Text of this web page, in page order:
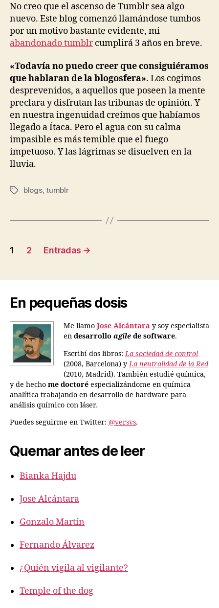
No creo que el ascenso de Tumblr sea algo
nuevo. Este blog comenzó llamándose tumbos
por un motivo bastante evidente, mi
abandonado tumblrcumplirá 3 años en breve.
«Todavía no puedo creer que consiguiéramos
que hablaran de la blogosfera». Los cogimos
desprevenidos, a aquellos que poseen la mente
preclara y disfrutan las tribunas de opinión. Y
en nuestra ingenuidad creímos que habíamos
llegado a Ítaca. Pero el agua con su calma
impasible es más temible que el fuego
impetuoso. Y las lágrimas se disuelven en la
lluvia.
Etiquetas
blogs,tumblr
Paginación
entradas
1 2 Entradas →
En pequeñas dosis
Me llamo Jose Alcántara y soy especialista
en desarrollo agile de software.
Escribí dos libros:La sociedad de control
(2008, Barcelona) yLa neutralidad de la Red
(2010, Madrid). También estudié química,
y de hecho me doctoré especializándome en química
analítica trabajando en desarrollo de hardware para
análisis químico con láser.
Puedes seguirme en Twitter: @versvs.
Quemar antes de leer
Bianka Hajdu
Jose Alcántara
Gonzalo Martín
Fernando Álvarez
¿Quién vigila al vigilante?
Temple of the dog